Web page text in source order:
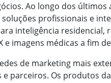
Ao longo dos
profissionais e
inteligência
e imagens médicas a fim
de marketing mais
parceiros. Os produtos